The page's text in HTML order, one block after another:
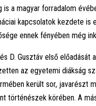
is a magyar forradalom
kapcsolatok kezdete is
ennek fényében még
D. Gusztáv első előadását
az egyetemi diákság
került sor, javarészt
történészek körében. A